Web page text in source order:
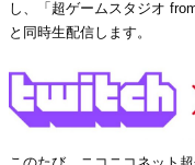
し、「超ゲームスタジオ
と同時生配信します。